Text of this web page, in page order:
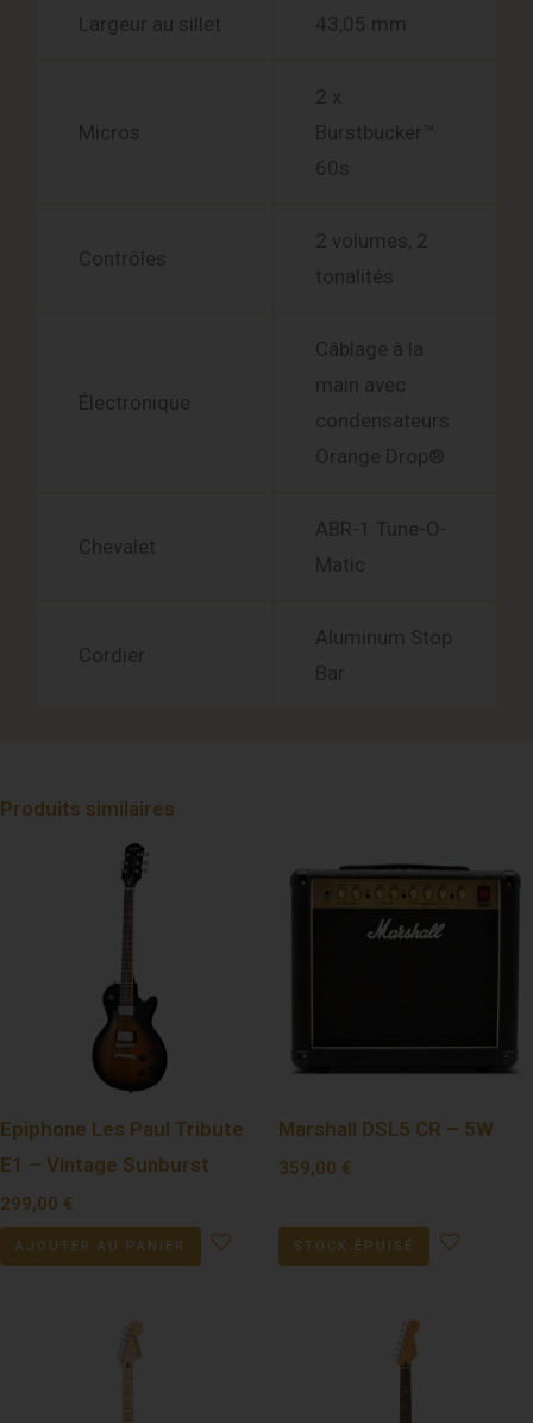
Largeur au sillet 43,05 mm
Micros
2 x
Burstbucker™
60s
Contrôles
2 volumes, 2
tonalités
Électronique
Câblage à la
main avec
condensateurs
Orange Drop®
Chevalet
ABR-1 Tune-O-
Matic
Cordier
Aluminum Stop
Bar
Produits similaires
Epiphone Les Paul Tribute
E1 – Vintage Sunburst
299,00 €
AJOUTER AU PANIER
Marshall DSL5 CR – 5W
359,00 €
STOCK ÉPUISÉ